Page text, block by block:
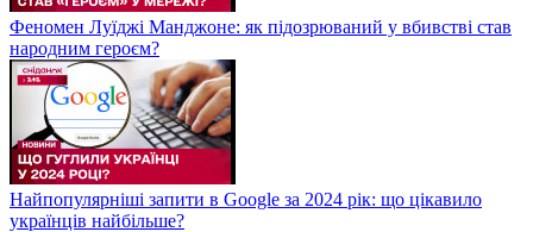
Феномен Луїджі Манджоне: як підозрюваний у вбивстві став
народним героєм?
Найпопулярніші запити в Google за 2024 рік: що цікавило
українців найбільше?